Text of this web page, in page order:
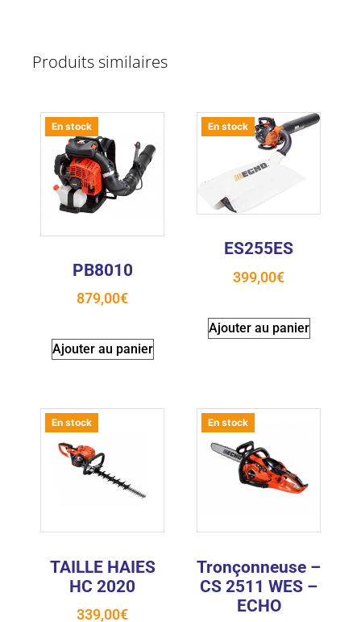
Produits similaires
En stock
PB8010
879,00€
Ajouter au panier
En stock
ES255ES
399,00€
Ajouter au panier
En stock
TAILLE HAIES
HC 2020
339,00€
En stock
Tronçonneuse –
CS 2511 WES –
ECHO